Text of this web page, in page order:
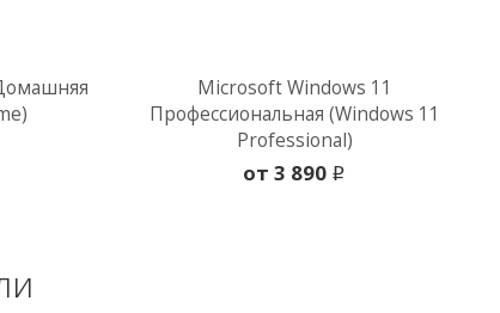
Microsoft Windows 11
Профессиональная (Windows 11
Professional)
oт 3 890 i